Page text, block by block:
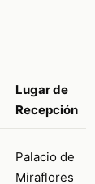
Lugar de
Recepción
Palacio de
Miraflores